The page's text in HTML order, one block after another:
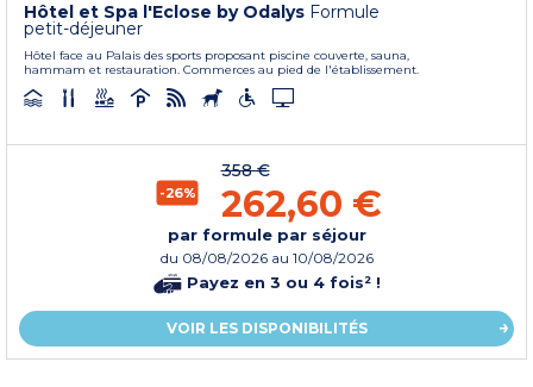
Hôtel et Spa l'Eclose by Odalys Formule
petit-déjeuner
Hôtel face au Palais des sports proposant piscine couverte, sauna,
hammam et restauration. Commerces au pied de l'établissement.
-26%
358 €
262,60 €
par formule par séjour
du 08/08/2026 au 10/08/2026
Payez en 3 ou 4 fois² !
VOIR LES DISPONIBILITÉS